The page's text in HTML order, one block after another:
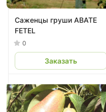
Саженцы груши ABATE
FETEL
0
Заказать